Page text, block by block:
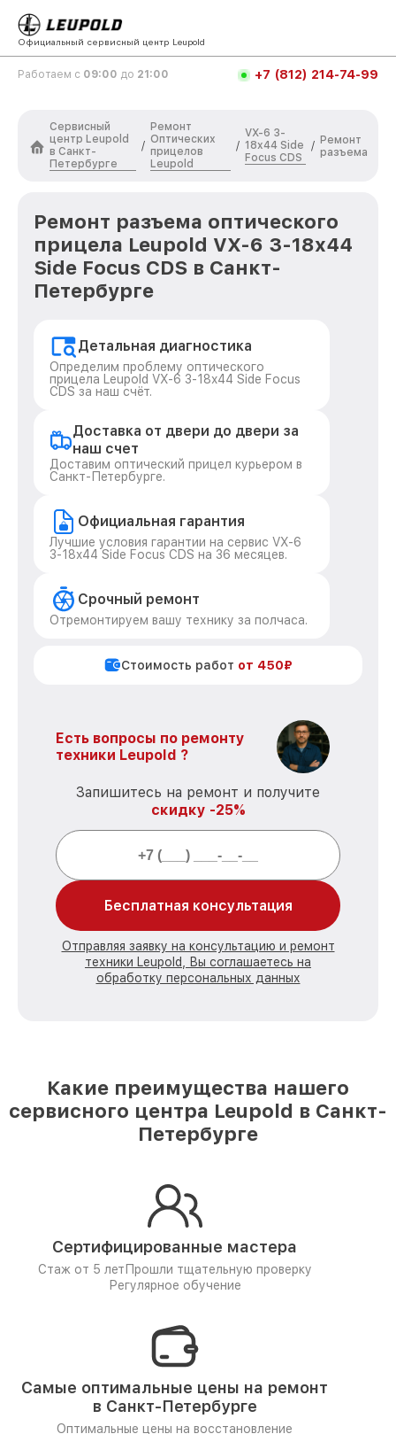
Официальный сервисный центр Leupold
Работаем с 09:00 до 21:00 +7 (812) 214-74-99
Сервисный
центр Leupold
в Санкт-
Петербурге
/
Ремонт
Оптических
прицелов
Leupold
/
VX-6 3-
18x44 Side
Focus CDS
/ Ремонт
разъема
Ремонт разъема оптического
прицела Leupold VX-6 3-18x44
Side Focus CDS в Санкт-
Петербурге
Детальная диагностика
Определим проблему оптического
прицела Leupold VX-6 3-18x44 Side Focus
CDS за наш счёт.
Доставка от двери до двери за
наш счет
Доставим оптический прицел курьером в
Санкт-Петербурге.
Официальная гарантия
Лучшие условия гарантии на сервис VX-6
3-18x44 Side Focus CDS на 36 месяцев.
Срочный ремонт
Отремонтируем вашу технику за полчаса.
Стоимость работ от 450₽
Есть вопросы по ремонту
техники Leupold ?
Запишитесь на ремонт и получите
скидку -25%
Бесплатная консультация
Отправляя заявку на консультацию и ремонт
техники Leupold, Вы соглашаетесь на
обработку персональных данных
Какие преимущества нашего
сервисного центра Leupold в Санкт-
Петербурге
Сертифицированные мастера
Стаж от 5 лет Прошли тщательную проверку
Регулярное обучение
Самые оптимальные цены на ремонт
в Санкт-Петербурге
Оптимальные цены на восстановление